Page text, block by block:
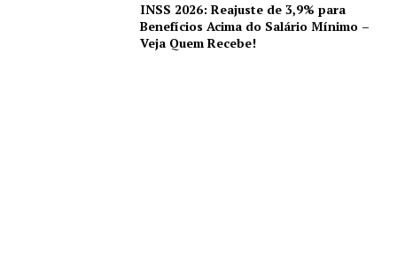
INSS 2026: Reajuste de 3,9% para
Benefícios Acima do Salário Mínimo –
Veja Quem Recebe!